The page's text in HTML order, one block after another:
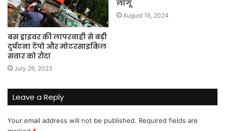
बस ड्राइवर की लापरवाही से बड़ी
दुर्घटना टेंपो और मोटरसाइकिल
सवार को रौंदा
July 26, 2023
लागू
August 16, 2024
Leave a Reply
Your email address will not be published. Required fields are